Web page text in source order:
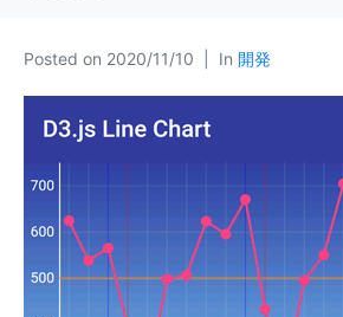
Posted on 2020/11/10 In 開発